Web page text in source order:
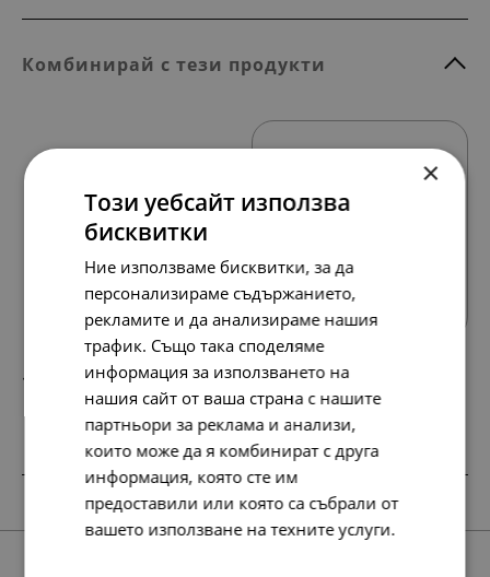
Комбинирай с тези продукти
Всички продукти
117. 60.00 €
×
Този уебсайт използва
бисквитки
Ние използваме бисквитки, за да
персонализираме съдържанието,
рекламите и да анализираме нашия
трафик. Също така споделяме
информация за използването на
нашия сайт от ваша страна с нашите
партньори за реклама и анализи,
които може да я комбинират с друга
информация, която сте им
предоставили или която са събрали от
вашето използване на техните услуги.